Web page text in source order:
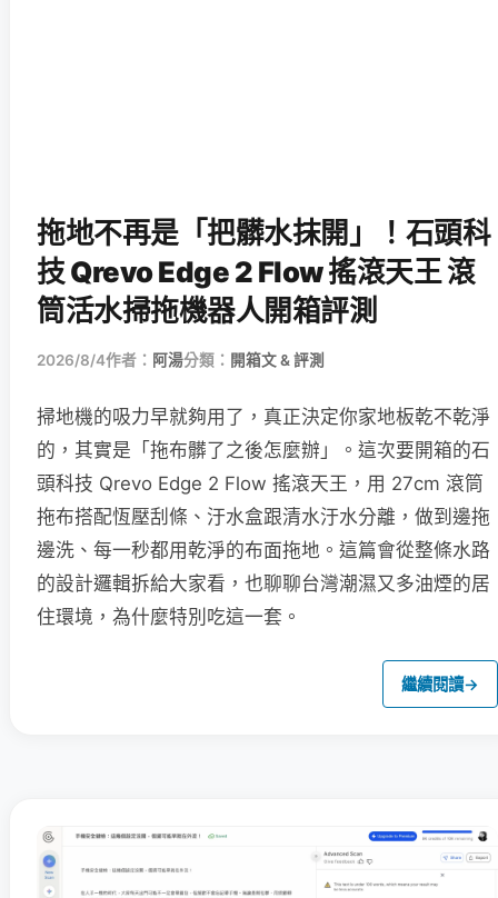
拖地不再是「把髒水抹開」！石頭科
技 Qrevo Edge 2 Flow 搖滾天王 滾
筒活水掃拖機器人開箱評測
2026/8/4作者： 阿湯分類： 開箱文 & 評測
掃地機的吸力早就夠用了，真正決定你家地板乾不乾淨
的，其實是「拖布髒了之後怎麼辦」。這次要開箱的石
頭科技 Qrevo Edge 2 Flow 搖滾天王，用 27cm 滾筒
拖布搭配恆壓刮條、汙水盒跟清水汙水分離，做到邊拖
邊洗、每一秒都用乾淨的布面拖地。這篇會從整條水路
的設計邏輯拆給大家看，也聊聊台灣潮濕又多油煙的居
住環境，為什麼特別吃這一套。
繼續閱讀→